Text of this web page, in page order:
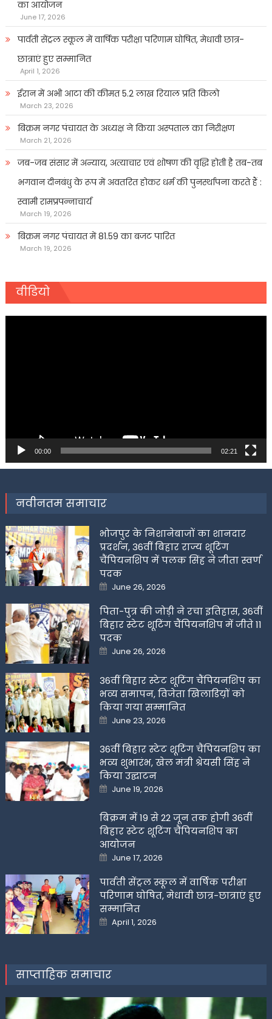
का आयोजन
June 17, 2026
पार्वती सेंट्रल स्कूल में वार्षिक परीक्षा परिणाम घोषित, मेधावी छात्र-
छात्राएं हुए सम्मानित
April 1, 2026
ईरान में अभी आटा की कीमत 5.2 लाख रियाल प्रति किलो
March 23, 2026
बिक्रम नगर पंचायत के अध्यक्ष ने किया अस्पताल का निरीक्षण
March 21, 2026
जब-जब संसार में अन्याय, अत्याचार एवं शोषण की वृद्धि होती है तब-तब
भगवान दीनबंधु के रूप में अवतरित होकर धर्म की पुनर्स्थापना करते हैं :
स्वामी रामप्रपन्नाचार्य
March 19, 2026
बिक्रम नगर पंचायत में 81.59 का बजट पारित
March 19, 2026
वीडियो
00:00 02:21
नवीनतम समाचार
भोजपुर के निशानेबाजों का शानदार
प्रदर्शन, 36वीं बिहार राज्य शूटिंग
चैंपियनशिप में पलक सिंह ने जीता स्वर्ण
पदक
Posted
on
June 26, 2026
पिता-पुत्र की जोड़ी ने रचा इतिहास, 36वीं
बिहार स्टेट शूटिंग चैंपियनशिप में जीते 11
पदक
Posted
on
June 26, 2026
36वीं बिहार स्टेट शूटिंग चैंपियनशिप का
भव्य समापन, विजेता खिलाडिय़ों को
किया गया सम्मानित
Posted
on
June 23, 2026
36वीं बिहार स्टेट शूटिंग चैंपियनशिप का
भव्य शुभारंभ, खेल मंत्री श्रेयसी सिंह ने
किया उद्घाटन
Posted
on
June 19, 2026
बिक्रम में 19 से 22 जून तक होगी 36वीं
बिहार स्टेट शूटिंग चैंपियनशिप का
आयोजन
Posted
on
June 17, 2026
पार्वती सेंट्रल स्कूल में वार्षिक परीक्षा
परिणाम घोषित, मेधावी छात्र-छात्राएं हुए
सम्मानित
Posted
on
April 1, 2026
साप्ताहिक समाचार